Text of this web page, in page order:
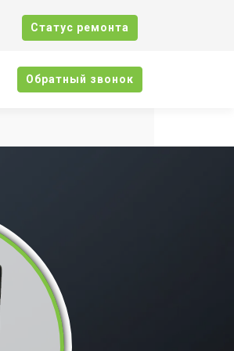
Cтатус ремонта
Oбратный звонок